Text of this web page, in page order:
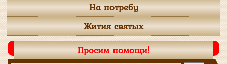
На потребу
Жития святых
Просим помощи!